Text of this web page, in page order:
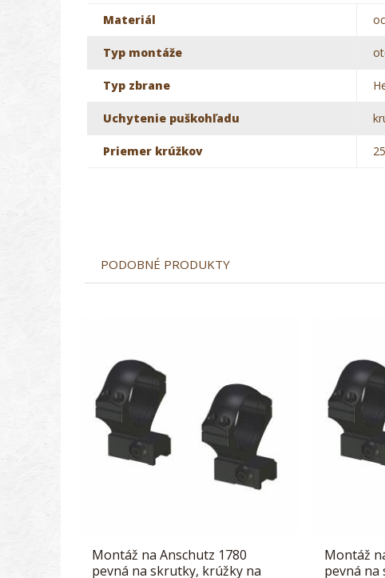
Materiál
Typ montáže
Typ zbrane
Uchytenie puškohľadu
Priemer krúžkov
PODOBNÉ PRODUKTY
Montáž na Anschutz 1780
pevná na skrutky, krúžky na
Montáž
pevná